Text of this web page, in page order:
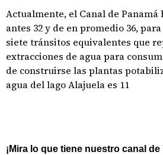
Actualmente, el Canal de Panamá
antes 32 y de en promedio 36,
siete tránsitos equivalentes que
extracciones de agua para
de construirse las plantas
agua del lago Alajuela es 11
¡Mira lo que tiene nuestro canal de